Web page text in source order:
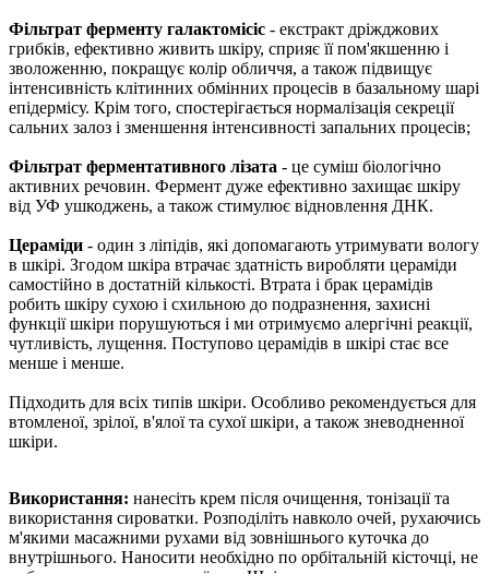
Фільтрат ферменту галактомісіс - екстракт дріжджових
грибків, ефективно живить шкіру, сприяє її пом'якшенню і
зволоженню, покращує колір обличчя, а також підвищує
інтенсивність клітинних обмінних процесів в базальному шарі
епідермісу. Крім того, спостерігається нормалізація секреції
сальних залоз і зменшення інтенсивності запальних процесів;
Фільтрат ферментативного лізата - це суміш біологічно
активних речовин. Фермент дуже ефективно захищає шкіру
від УФ ушкоджень, а також стимулює відновлення ДНК.
Цераміди - один з ліпідів, які допомагають утримувати вологу
в шкірі. Згодом шкіра втрачає здатність виробляти цераміди
самостійно в достатній кількості. Втрата і брак церамідів
робить шкіру сухою і схильною до подразнення, захисні
функції шкіри порушуються і ми отримуємо алергічні реакції,
чутливість, лущення. Поступово церамідів в шкірі стає все
менше і менше.
Підходить для всіх типів шкіри. Особливо рекомендується для
втомленої, зрілої, в'ялої та сухої шкіри, а також зневодненної
шкіри.
Використання: нанесіть крем після очищення, тонізації та
використання сироватки. Розподіліть навколо очей, рухаючись
м'якими масажними рухами від зовнішнього куточка до
внутрішнього. Наносити необхідно по орбітальній кісточці, не